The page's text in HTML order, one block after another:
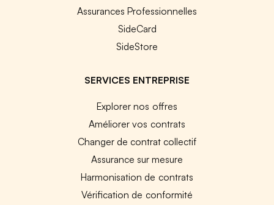
Assurances Professionnelles
SideCard
SideStore
SERVICES ENTREPRISE
Explorer nos offres
Améliorer vos contrats
Changer de contrat collectif
Assurance sur mesure
Harmonisation de contrats
Vérification de conformité